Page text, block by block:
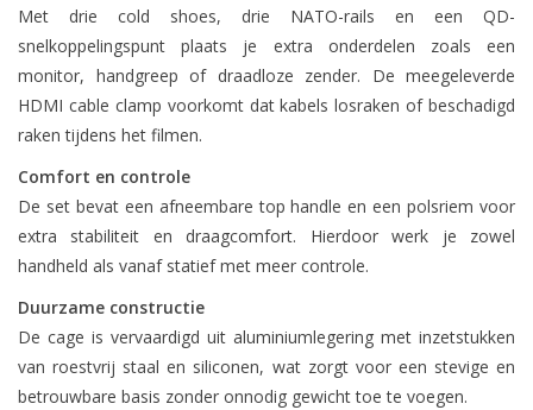
Met drie cold shoes, drie NATO-rails en een QD-
snelkoppelingspunt plaats je extra onderdelen zoals een
monitor, handgreep of draadloze zender. De meegeleverde
HDMI cable clamp voorkomt dat kabels losraken of beschadigd
raken tijdens het filmen.
Comfort en controle
De set bevat een afneembare top handle en een polsriem voor
extra stabiliteit en draagcomfort. Hierdoor werk je zowel
handheld als vanaf statief met meer controle.
Duurzame constructie
De cage is vervaardigd uit aluminiumlegering met inzetstukken
van roestvrij staal en siliconen, wat zorgt voor een stevige en
betrouwbare basis zonder onnodig gewicht toe te voegen.